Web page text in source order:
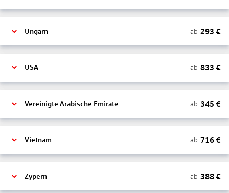
Ungarn ab 293 €
USA ab 833 €
Vereinigte Arabische Emirate ab 345 €
Vietnam ab 716€
Zypern ab 388€